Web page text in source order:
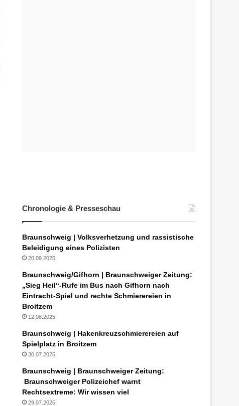
Chronologie & Presseschau
Braunschweig | Volksverhetzung und rassistische
Beleidigung eines Polizisten
20.09.2025
Braunschweig/Gifhorn | Braunschweiger Zeitung:
„Sieg Heil“-Rufe im Bus nach Gifhorn nach
Eintracht-Spiel und rechte Schmierereien in
Broitzem
12.08.2025
Braunschweig | Hakenkreuzschmierereien auf
Spielplatz in Broitzem
30.07.2025
Braunschweig | Braunschweiger Zeitung:
Braunschweiger Polizeichef warnt
Rechtsextreme: Wir wissen viel
29.07.2025